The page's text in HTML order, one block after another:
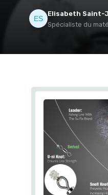
Elisabeth Saint-
Spécialiste du